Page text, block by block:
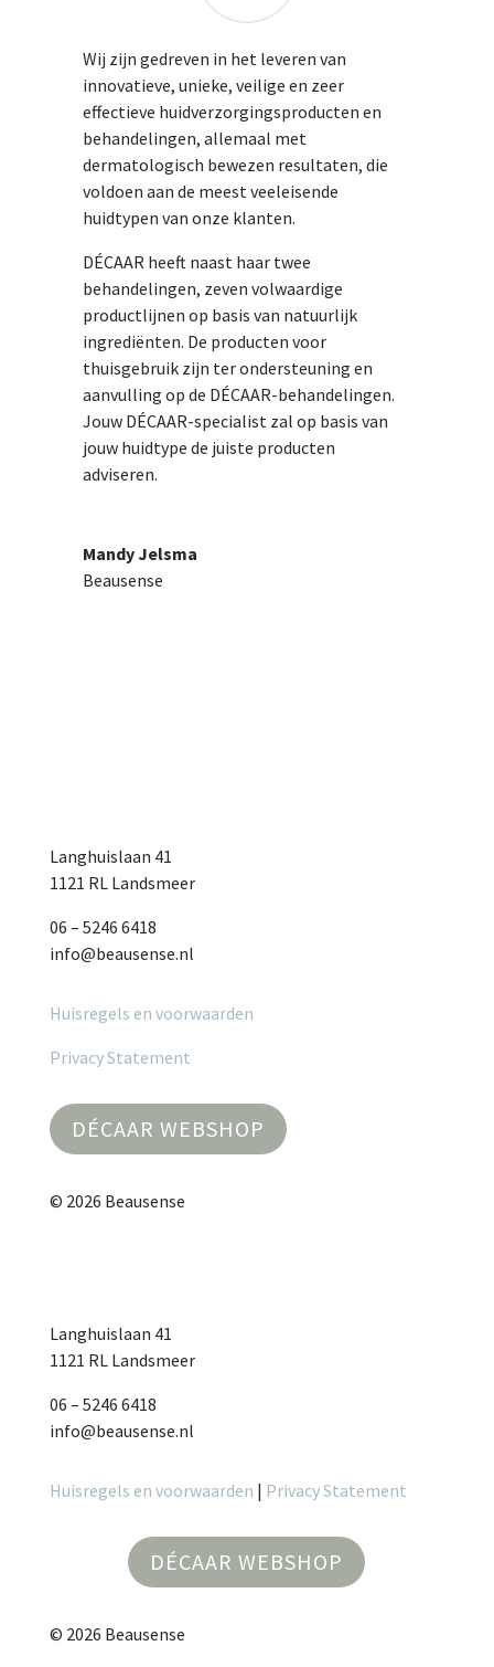
Wij zijn gedreven in het leveren van
innovatieve, unieke, veilige en zeer
effectieve huidverzorgingsproducten en
behandelingen, allemaal met
dermatologisch bewezen resultaten, die
voldoen aan de meest veeleisende
huidtypen van onze klanten.
DÉCAAR heeft naast haar twee
behandelingen, zeven volwaardige
productlijnen op basis van natuurlijk
ingrediënten. De producten voor
thuisgebruik zijn ter ondersteuning en
aanvulling op de DÉCAAR-behandelingen.
Jouw DÉCAAR-specialist zal op basis van
jouw huidtype de juiste producten
adviseren.
Mandy Jelsma
Beausense
Langhuislaan 41
1121 RL Landsmeer
06 – 5246 6418
info@beausense.nl
Huisregels en voorwaarden
Privacy Statement
DÉCAAR WEBSHOP
© 2026 Beausense
Langhuislaan 41
1121 RL Landsmeer
06 – 5246 6418
info@beausense.nl
Huisregels en voorwaarden | Privacy Statement
DÉCAAR WEBSHOP
© 2026 Beausense